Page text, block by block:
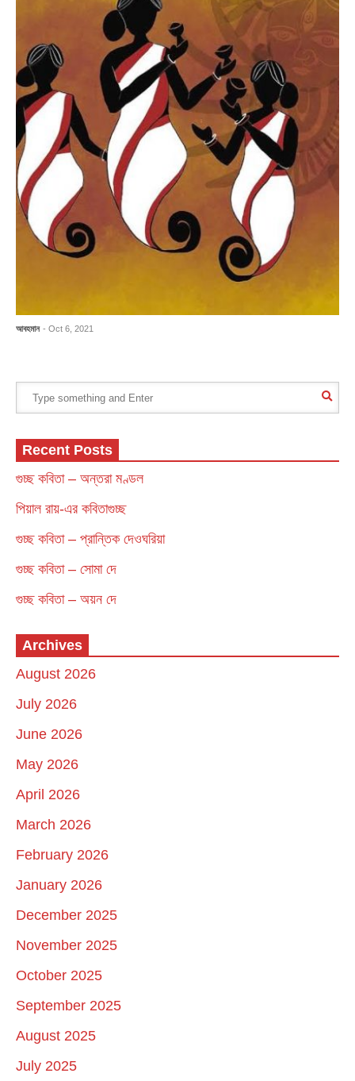
আবহমান - Oct 6, 2021
Recent Posts
গুচ্ছ কবিতা – অন্তরা মণ্ডল
পিয়াল রায়-এর কবিতাগুচ্ছ
গুচ্ছ কবিতা – প্রান্তিক দেওঘরিয়া
গুচ্ছ কবিতা – সোমা দে
গুচ্ছ কবিতা – অয়ন দে
Archives
August 2026
July 2026
June 2026
May 2026
April 2026
March 2026
February 2026
January 2026
December 2025
November 2025
October 2025
September 2025
August 2025
July 2025